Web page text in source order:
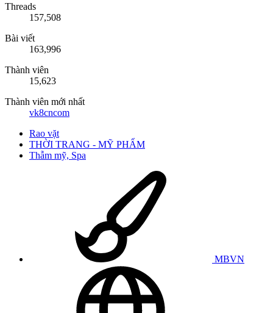
Threads
157,508
Bài viết
163,996
Thành viên
15,623
Thành viên mới nhất
vk8cncom
Rao vặt
THỜI TRANG - MỸ PHẨM
Thẫm mỹ, Spa
MBVN